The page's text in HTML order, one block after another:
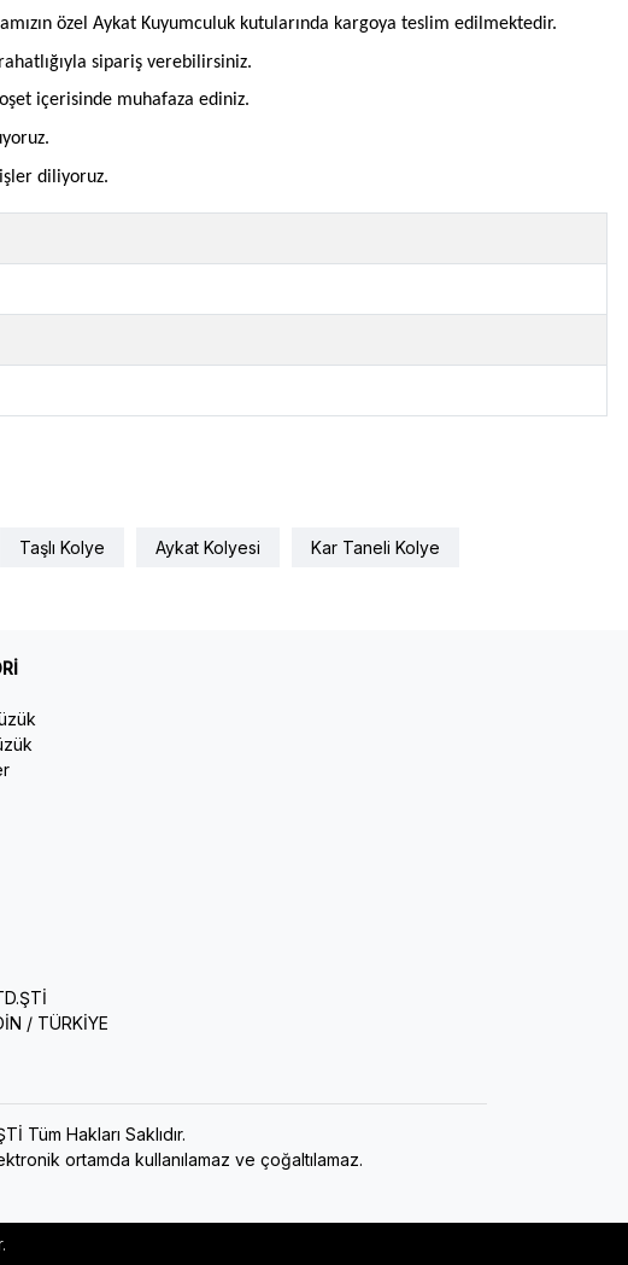
özel Aykat Kuyumculuk kutularında kargoya teslim edilmektedir.
sipariş verebilirsiniz.
içerisinde muhafaza ediniz.
diliyoruz.
Taşlı Kolye Aykat Kolyesi Kar Taneli Kolye
/ TÜRKİYE
Tüm Hakları Saklıdır.
ortamda kullanılamaz ve çoğaltılamaz.